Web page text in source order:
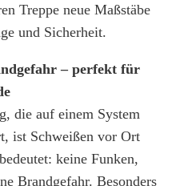
Treppe neue Maßstäbe
und Sicherheit.
– perfekt für
die auf einem System
ist Schweißen vor Ort
keine Funken,
Brandgefahr. Besonders